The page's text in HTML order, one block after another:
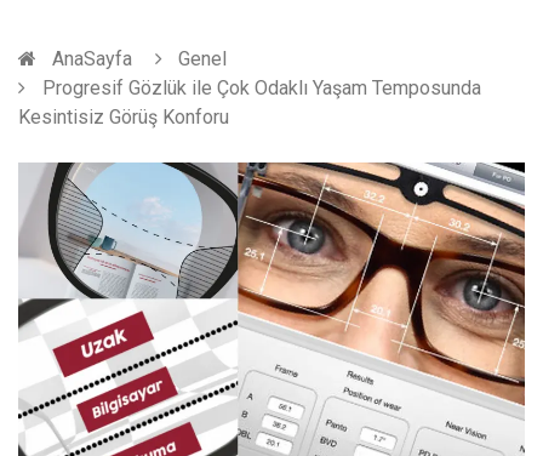
AnaSayfa
Genel
Progresif Gözlük ile Çok Odaklı Yaşam Temposunda
Kesintisiz Görüş Konforu